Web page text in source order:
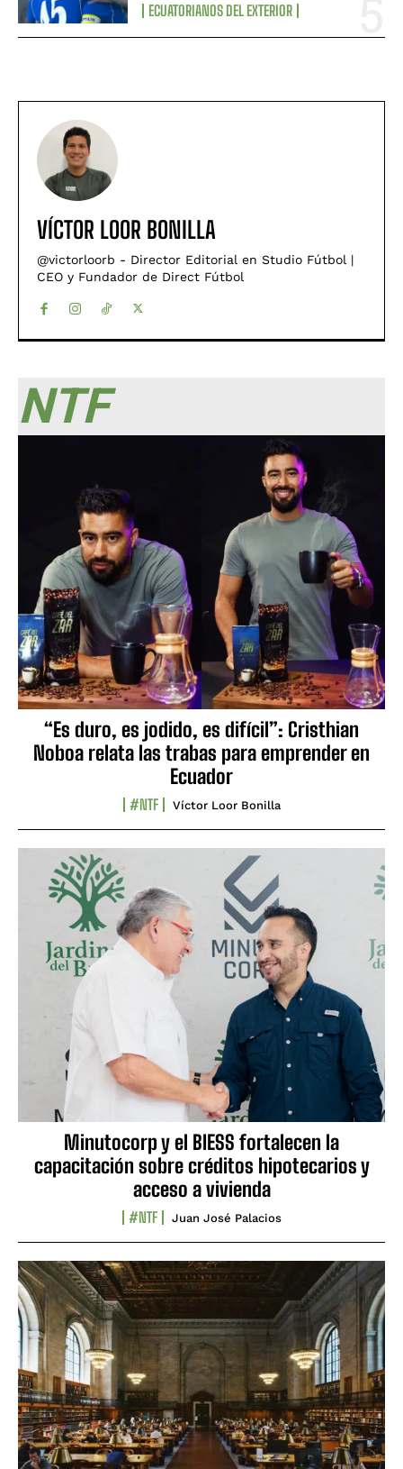
ECUATORIANOS DEL EXTERIOR
VÍCTOR LOOR BONILLA
@victorloorb - Director Editorial en Studio Fútbol |
CEO y Fundador de Direct Fútbol
NTF
“Es duro, es jodido, es difícil”: Cristhian
Noboa relata las trabas para emprender en
Ecuador
#NTF Víctor Loor Bonilla
Minutocorp y el BIESS fortalecen la
capacitación sobre créditos hipotecarios y
acceso a vivienda
#NTF Juan José Palacios